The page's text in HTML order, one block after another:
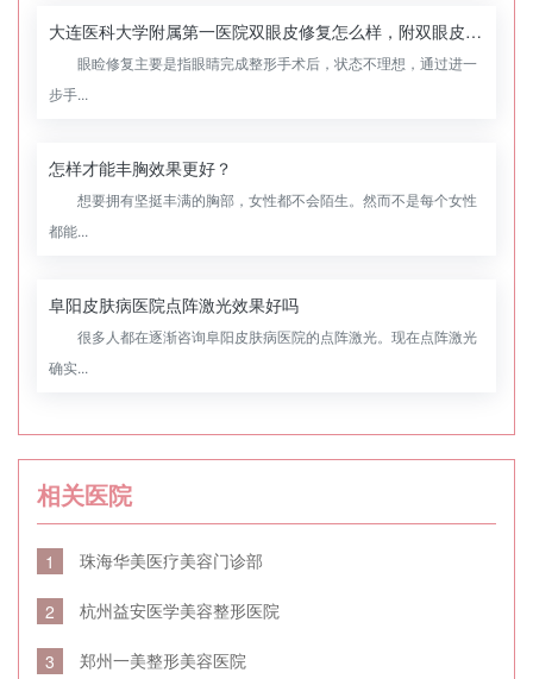
大连医科大学附属第一医院双眼皮修复怎么样，附双眼皮修复案例
眼睑修复主要是指眼睛完成整形手术后，状态不理想，通过进一
步手...
怎样才能丰胸效果更好？
想要拥有坚挺丰满的胸部，女性都不会陌生。然而不是每个女性
都能...
阜阳皮肤病医院点阵激光效果好吗
很多人都在逐渐咨询阜阳皮肤病医院的点阵激光。现在点阵激光
确实...
相关医院
1 珠海华美医疗美容门诊部
2 杭州益安医学美容整形医院
3 郑州一美整形美容医院